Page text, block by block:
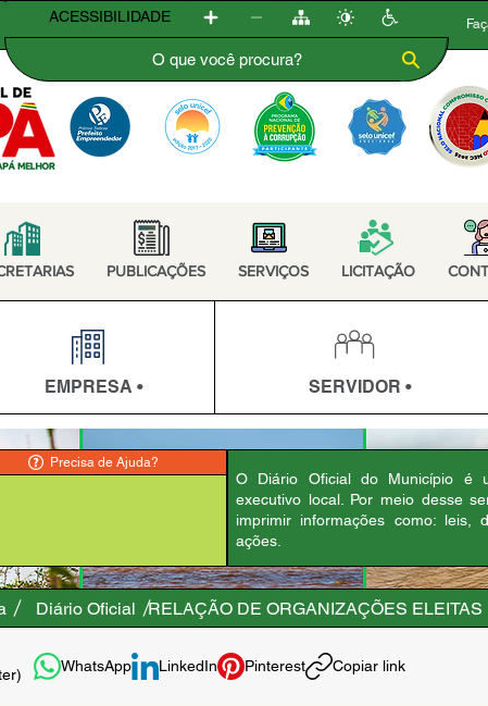
ACESSIBILIDADE
PUBLICAÇÕES SERVIÇOS LICITAÇÃO
EMPRESA • SERVIDOR •
Precisa de Ajuda?
O Diário Oficial do Município é
executivo local. Por meio desse
imprimir informações como: leis,
ações.
Diário Oficial RELAÇÃO DE ORGANIZAÇÕES
WhatsApp LinkedIn Pinterest Copiar link